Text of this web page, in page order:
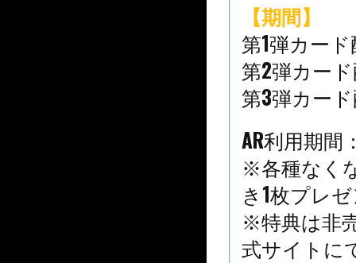
【期間】
第1弾カー
第2弾カー
第3弾カー
AR利用期間
※各種なく
き1枚プレ
※特典は非
式サイトに